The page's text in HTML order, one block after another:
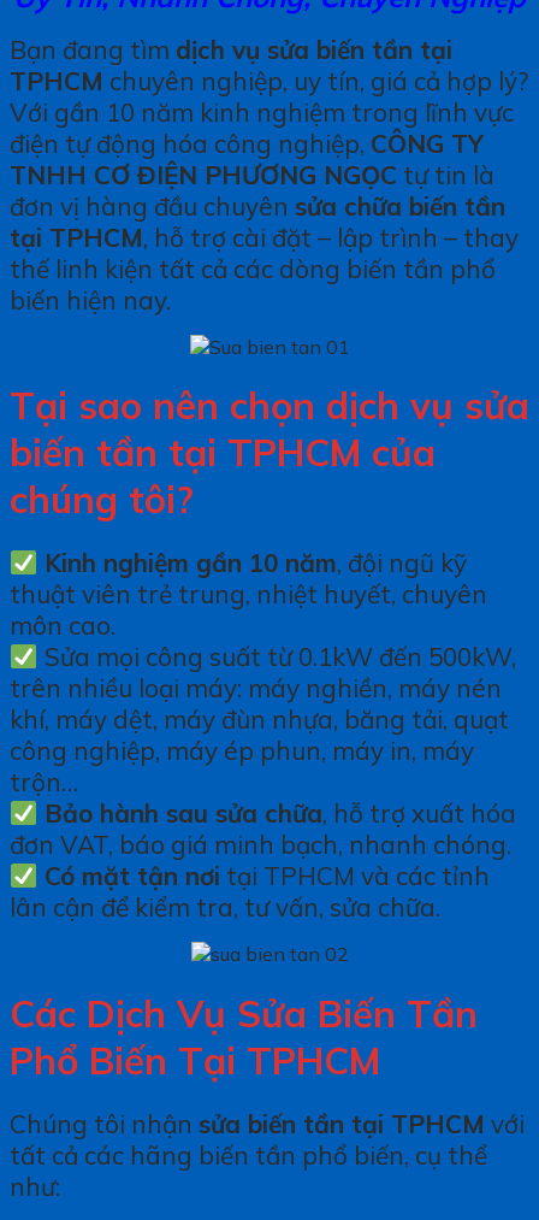
Bạn đang tìm dịch vụ sửa biến tần tại
TPHCM chuyên nghiệp, uy tín, giá cả hợp lý?
Với gần 10 năm kinh nghiệm trong lĩnh vực
điện tự động hóa công nghiệp, CÔNG TY
TNHH CƠ ĐIỆN PHƯƠNG NGỌC tự tin là
đơn vị hàng đầu chuyên sửa chữa biến tần
tại TPHCM, hỗ trợ cài đặt – lập trình – thay
thế linh kiện tất cả các dòng biến tần phổ
biến hiện nay.
Tại sao nên chọn dịch vụ sửa
biến tần tại TPHCM của
chúng tôi?
Kinh nghiệm gần 10 năm, đội ngũ kỹ
thuật viên trẻ trung, nhiệt huyết, chuyên
môn cao.
Sửa mọi công suất từ 0.1kW đến 500kW,
trên nhiều loại máy: máy nghiền, máy nén
khí, máy dệt, máy đùn nhựa, băng tải, quạt
công nghiệp, máy ép phun, máy in, máy
trộn…
Bảo hành sau sửa chữa, hỗ trợ xuất hóa
đơn VAT, báo giá minh bạch, nhanh chóng.
Có mặt tận nơi tại TPHCM và các tỉnh
lân cận để kiểm tra, tư vấn, sửa chữa.
Các Dịch Vụ Sửa Biến Tần
Phổ Biến Tại TPHCM
Chúng tôi nhận sửa biến tần tại TPHCM với
tất cả các hãng biến tần phổ biến, cụ thể
như: